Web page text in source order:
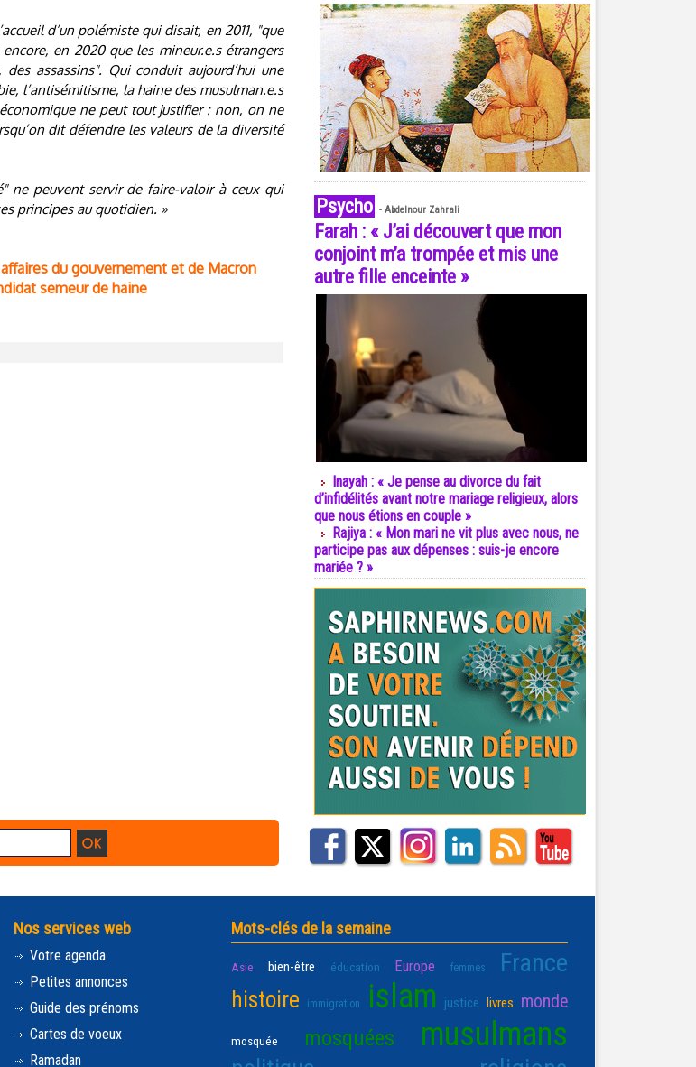
d’un polémiste qui disait, en 2011, "que
en 2020 que les mineur.e.s étrangers
assassins". Qui conduit aujourd’hui une
l’antisémitisme, la haine des musulman.e.s
économique ne peut tout justifier : non, on ne
dit défendre les valeurs de la diversité
ne peuvent servir de faire-valoir à ceux qui
principes au quotidien. »
du gouvernement et de Macron
semeur de haine
Psycho - Abdelnour Zahrali
Farah : « J’ai découvert que mon
conjoint m’a trompée et mis une
autre fille enceinte »
Inayah : « Je pense au divorce du fait
d’infidélités avant notre mariage religieux, alors
que nous étions en couple »
Rajiya : « Mon mari ne vit plus avec nous, ne
participe pas aux dépenses : suis-je encore
mariée ? »
Nos services web
Votre agenda
Petites annonces
Guide des prénoms
Cartes de voeux
Ramadan
Mots-clés de la semaine
Asie bien-être éducation Europe femmes France
histoire immigration islam justice livres monde
mosquée mosquées musulmans